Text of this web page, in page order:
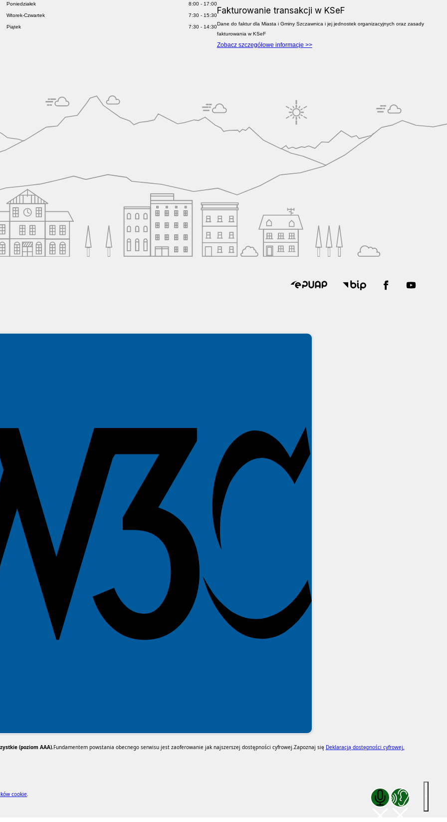
Zakończ komunikację głosową
Zakończ czytanie pod
Poniedziałek 8:00 - 17:00
Wtorek-Czwartek 7:30 - 15:30
Piątek 7:30 - 14:30
Fakturowanie transakcji w KSeF
Dane do faktur dla Miasta i Gminy Szczawnica i jej jednostek organizacyjnych oraz zasady
fakturowania w KSeF
Zobacz szczegółowe informacje >>
(poziom AAA).Fundamentem powstania obecnego serwisu jest zaoferowanie jak najszerszej dostępności cyfrowej. Zapoznaj się Deklaracją dostępności cyfrowej.
cookie